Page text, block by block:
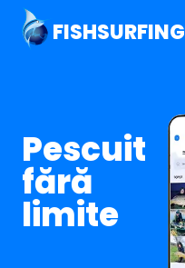
FISHSURFING
Pescuit
fără
limite